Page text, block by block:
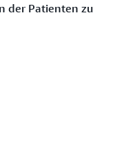
der Patienten zu